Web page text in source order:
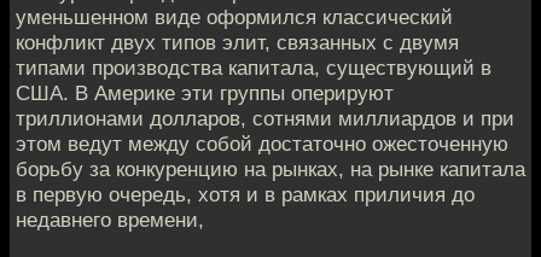
уменьшенном виде оформился классический
конфликт двух типов элит, связанных с двумя
типами производства капитала, существующий в
США. В Америке эти группы оперируют
триллионами долларов, сотнями миллиардов и при
этом ведут между собой достаточно ожесточенную
борьбу за конкуренцию на рынках, на рынке капитала
в первую очередь, хотя и в рамках приличия до
недавнего времени,